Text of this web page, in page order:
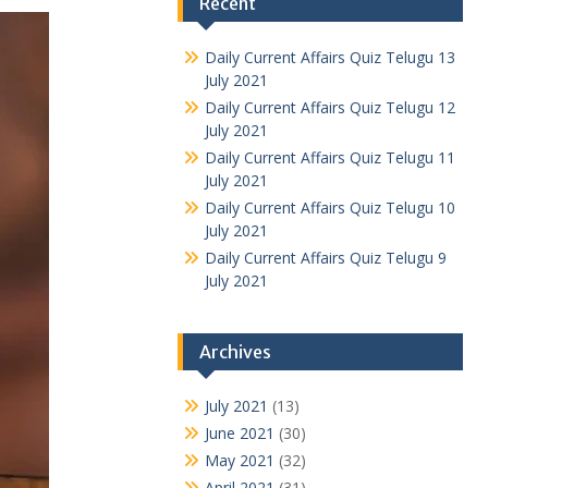
Daily Current Affairs Quiz Telugu 13
July 2021
Daily Current Affairs Quiz Telugu 12
July 2021
Daily Current Affairs Quiz Telugu 11
July 2021
Daily Current Affairs Quiz Telugu 10
July 2021
Daily Current Affairs Quiz Telugu 9
July 2021
Archives
July 2021 (13)
June 2021 (30)
May 2021 (32)